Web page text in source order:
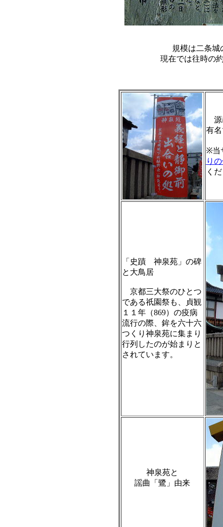
規模は二条城
現在では往時の
源
有
※当
り
く
「史蹟 神泉苑」の碑
と大鳥居
京都三大祭のひとつ
である祇園祭も、貞観
１１年（869）の疫病
流行の際、鉾を六十六
つくり神泉苑に集まり
行列したのが始まりと
されています。
神泉苑と
謡曲「鷺」由来